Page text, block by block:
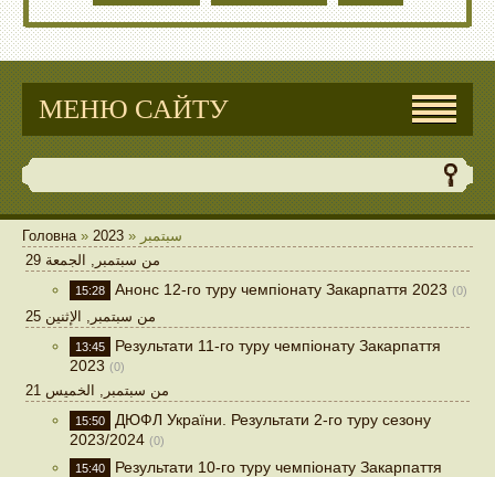
МЕНЮ САЙТУ
Головна» 2023 » سبتمبر
29 من سبتمبر, الجمعة
15:28 Анонс 12-го туру чемпіонату Закарпаття 2023 (0)
25 من سبتمبر, الإثنين
13:45
Результати 11-го туру чемпіонату Закарпаття
2023 (0)
21 من سبتمبر, الخميس
15:50
ДЮФЛ України. Результати 2-го туру сезону
2023/2024 (0)
15:40
Результати 10-го туру чемпіонату Закарпаття